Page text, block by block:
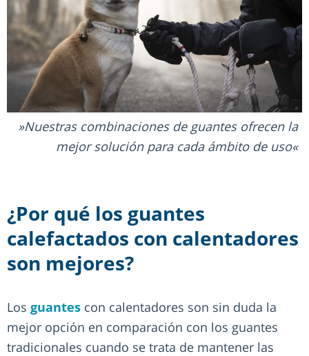
Nuestras combinaciones de guantes ofrecen la
mejor solución para cada ámbito de uso
¿Por qué los guantes
calefactados con calentadores
son mejores?
Los guantes con calentadores son sin duda la
mejor opción en comparación con los guantes
tradicionales cuando se trata de mantener las